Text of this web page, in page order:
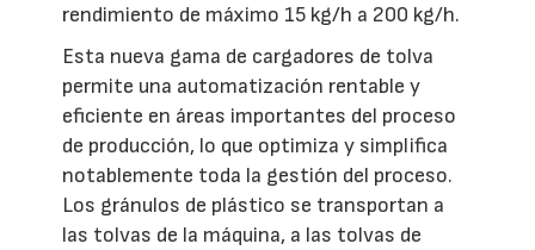
rendimiento de máximo 15 kg/h a 200 kg/h.
Esta nueva gama de cargadores de tolva
permite una automatización rentable y
eficiente en áreas importantes del proceso
de producción, lo que optimiza y simplifica
notablemente toda la gestión del proceso.
Los gránulos de plástico se transportan a
las tolvas de la máquina, a las tolvas de